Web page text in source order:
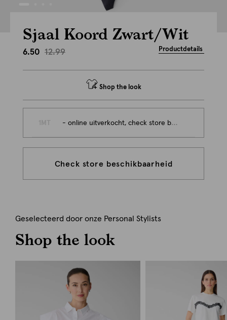
Sjaal Koord Zwart/Wit
6.50 12.99 Productdetails
Shop the look
- online uitverkocht, check store beschikbaarheid
Check store beschikbaarheid
Geselecteerd door onze Personal Stylists
Shop the look